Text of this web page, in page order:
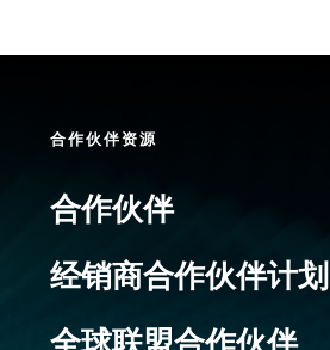
合作伙伴资源
合作伙伴
经销商合作伙伴计划